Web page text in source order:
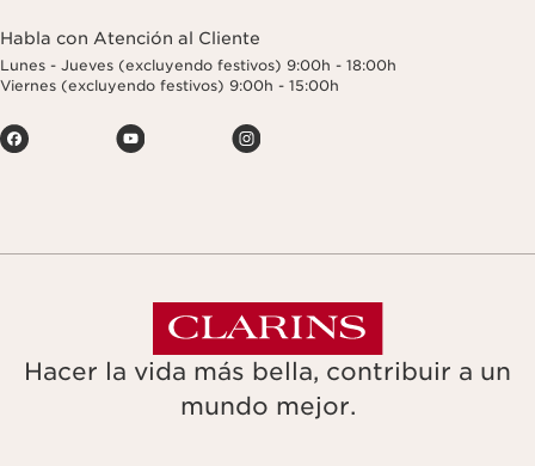
Habla con Atención al Cliente
Lunes - Jueves (excluyendo festivos) 9:00h - 18:00h
Viernes (excluyendo festivos) 9:00h - 15:00h
Hacer la vida más bella, contribuir a un
mundo mejor.